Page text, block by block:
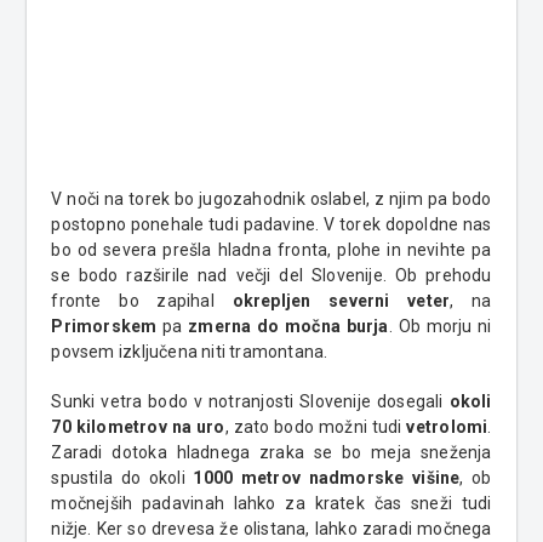
V noči na torek bo jugozahodnik oslabel, z njim pa bodo
postopno ponehale tudi padavine. V torek dopoldne nas
bo od severa prešla hladna fronta, plohe in nevihte pa
se bodo razširile nad večji del Slovenije. Ob prehodu
fronte bo zapihal okrepljen severni veter, na
Primorskem pa zmerna do močna burja
. Ob morju ni
povsem izključena niti tramontana.
Sunki vetra bodo v notranjosti Slovenije dosegali okoli
70 kilometrov na uro, zato bodo možni tudivetrolomi
Zaradi dotoka hladnega zraka se bo meja sneženja
spustila do okoli 1000 metrov nadmorske višine, ob
močnejših padavinah lahko za kratek čas sneži tudi
nižje. Ker so drevesa že olistana, lahko zaradi močnega